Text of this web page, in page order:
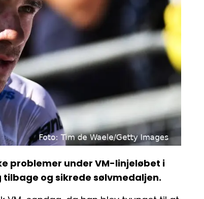
problemer under VM-linjeløbet i
og sikrede sølvmedaljen.